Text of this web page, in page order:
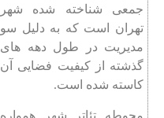
جمعی شناخته شده شهر
تهران است که به دلیل سو
مدیریت در طول دهه های
گذشته از کیفیت فضایی آن
کاسته شده است.
محوطه تئاتر شهر همواره